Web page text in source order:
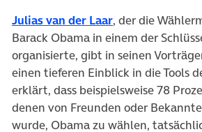
Julias van der Laar, der die
Barack Obama in einem der
organisierte, gibt in seinen
einen tieferen Einblick in die Tools
erklärt, dass beispielsweise 78
denen von Freunden oder
wurde, Obama zu wählen,